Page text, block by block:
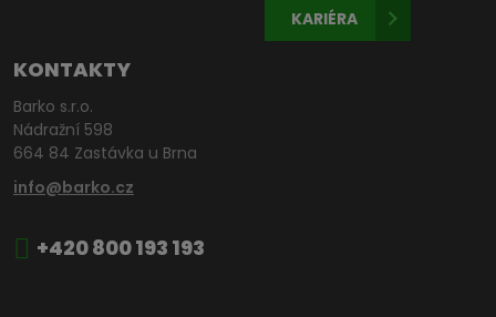
KARIÉRA
KONTAKTY
Barko s.r.o.
Nádražní 598
664 84 Zastávka u Brna
info@barko.cz
+420 800 193 193